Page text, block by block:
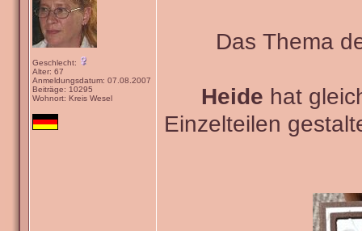
Geschlecht:
Alter: 67
Anmeldungsdatum: 07.08.2007
Beiträge: 10295
Wohnort: Kreis Wesel
Das Thema
Heide hat
Einzelteilen